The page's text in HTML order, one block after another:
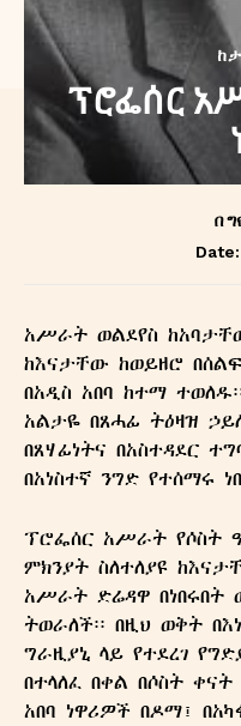
ፕሮፌሰር
በ
Date:
አሥራት ወልደየስ
ከእናታቸው ከወይዘሮ
በአዲስ አበባ ከተማ
አልታዬ በጸሓፊ ትዕዛዝ
በጸሃፊነትና በአስተዳደር
በአነስተኛ ንግድ የተሰማሩ
ፕሮፌሰር አሥራት የሶስት
ምክንያት ስለተለያዩ
አሥራት ድሬዳዋ በነበሩበት
ትወራለች፡፡ በዚህ ወቅት
ግራዚያኒ ላይ የተደረገ
በተላለፈ በቀል በሶስት
አበባ ነዋሪዎች በዶማ፤